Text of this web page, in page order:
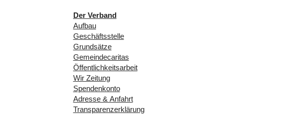
Der Verband
Aufbau
Geschäftsstelle
Grundsätze
Gemeindecaritas
Öffentlichkeitsarbeit
Wir Zeitung
Spendenkonto
Adresse & Anfahrt
Transparenzerklärung